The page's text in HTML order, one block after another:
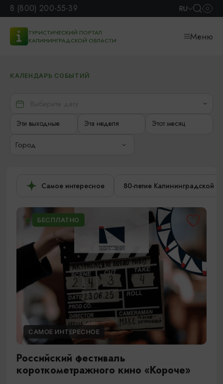
8 (800) 200-55-39 RU
ТУРИСТИЧЕСКИЙ ПОРТАЛ
КАЛИНИНГРАДСКОЙ ОБЛАСТИ
Меню
КАЛЕНДАРЬ СОБЫТИЙ
Эти выходные Эта неделя Этот месяц
Город
Самое интересное 80-летие Калининградской
БЕСПЛАТНО
САМОЕ ИНТЕРЕСНОЕ
Российский фестиваль
короткометражного кино «Короче»